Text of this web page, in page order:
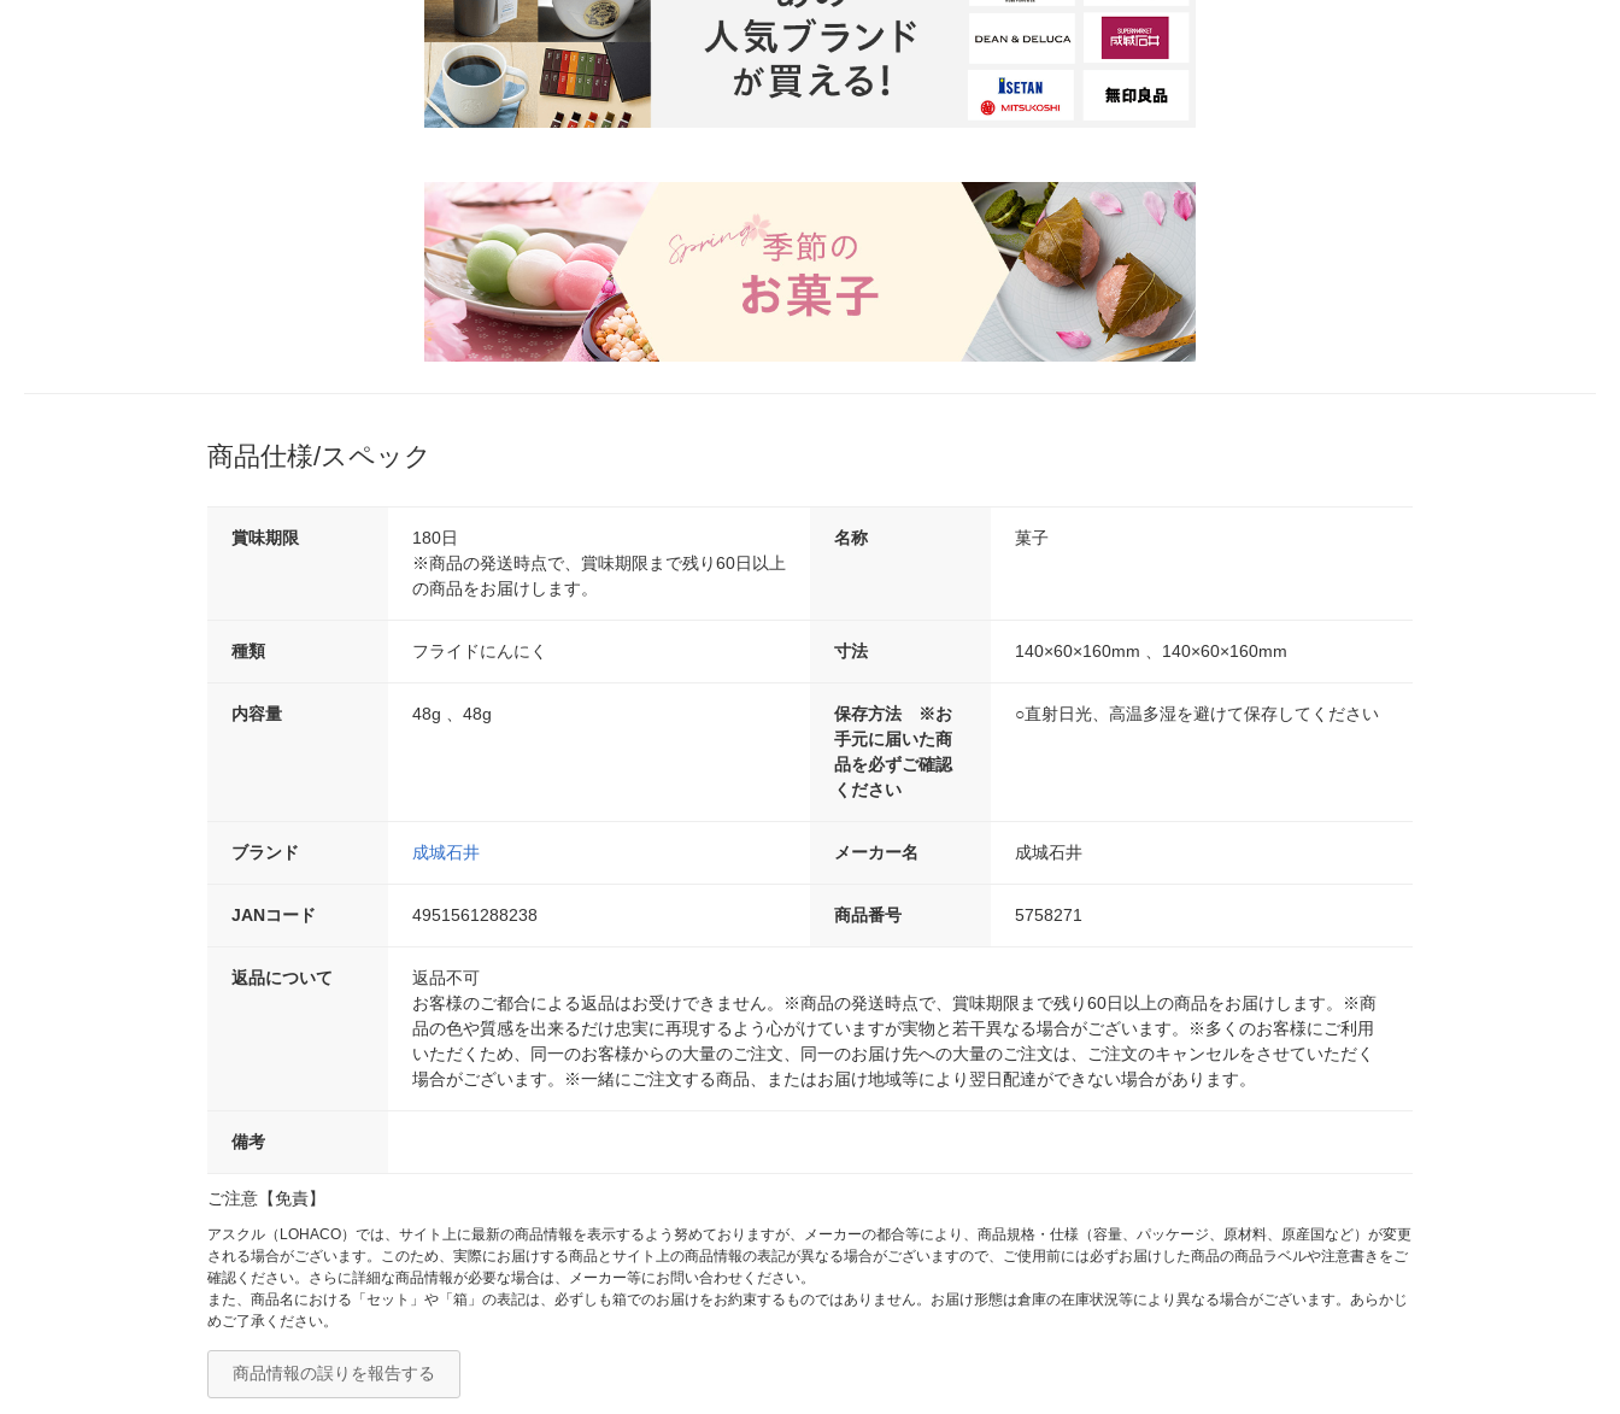
商品仕様/スペック
賞味期限
180日
※商品の発送時点で、賞味期限まで残り60日以上
の商品をお届けします。
名称 菓子
種類 フライドにんにく 寸法 140×60×160mm 、140×60×160mm
内容量 48g 、48g
保存方法 ※お
手元に届いた商
品を必ずご確認
ください
○直射日光、高温多湿を避けて保存してください
ブランド 成城石井 メーカー名 成城石井
JANコード 4951561288238 商品番号 5758271
返品について
返品不可
お客様のご都合による返品はお受けできません。※商品の発送時点で、賞味期限まで残り60日以上の商品をお届けします。※商
品の色や質感を出来るだけ忠実に再現するよう心がけていますが実物と若干異なる場合がございます。※多くのお客様にご利用
いただくため、同一のお客様からの大量のご注文、同一のお届け先への大量のご注文は、ご注文のキャンセルをさせていただく
場合がございます。※一緒にご注文する商品、またはお届け地域等により翌日配達ができない場合があります。
備考
ご注意【免責】
アスクル（LOHACO）では、サイト上に最新の商品情報を表示するよう努めておりますが、メーカーの都合等により、商品規格・仕様（容量、パッケージ、原材料、原産国など）が変更
される場合がございます。このため、実際にお届けする商品とサイト上の商品情報の表記が異なる場合がございますので、ご使用前には必ずお届けした商品の商品ラベルや注意書きをご
確認ください。さらに詳細な商品情報が必要な場合は、メーカー等にお問い合わせください。
また、商品名における「セット」や「箱」の表記は、必ずしも箱でのお届けをお約束するものではありません。お届け形態は倉庫の在庫状況等により異なる場合がございます。あらかじ
めご了承ください。
商品情報の誤りを報告する